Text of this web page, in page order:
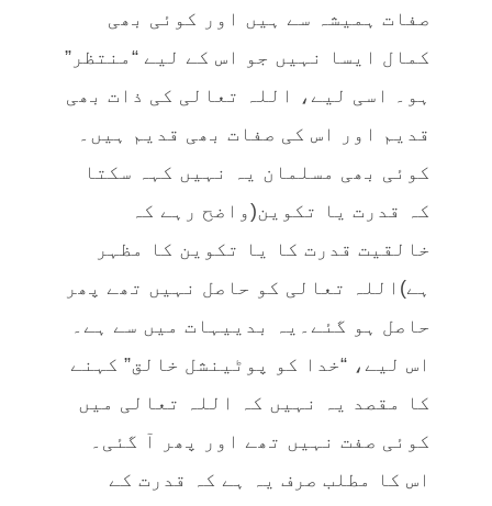
صفات ہمیشہ سے ہیں اور کوئی بھی
کمال ایسا نہیں جو اس کے لیے “منتظر”
ہو۔ اسی لیے، اللہ تعالی کی ذات بھی
قدیم اور اس کی صفات بھی قدیم ہیں۔
کوئی بھی مسلمان یہ نہیں کہہ سکتا
کہ قدرت یا تکوین(واضح رہے کہ
خالقیت قدرت کا یا تکوین کا مظہر
ہے)اللہ تعالی کو حاصل نہیں تھے پھر
حاصل ہو گئے۔یہ بدییہات میں سے ہے۔
اس لیے، “خدا کو پوٹینشل خالق” کہنے
کا مقصد یہ نہیں کہ اللہ تعالی میں
کوئی صفت نہیں تھے اور پھر آ گئی۔
اس کا مطلب صرف یہ ہے کہ قدرت کے